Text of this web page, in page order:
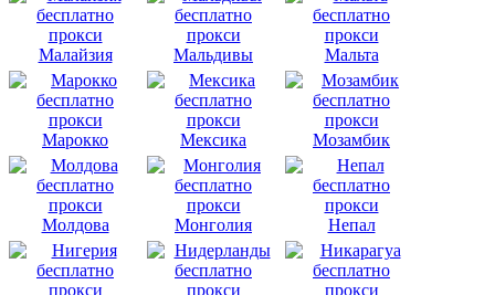
Малайзия Мальдивы Мальта
Марокко Мексика Мозамбик
Молдова Монголия Непал